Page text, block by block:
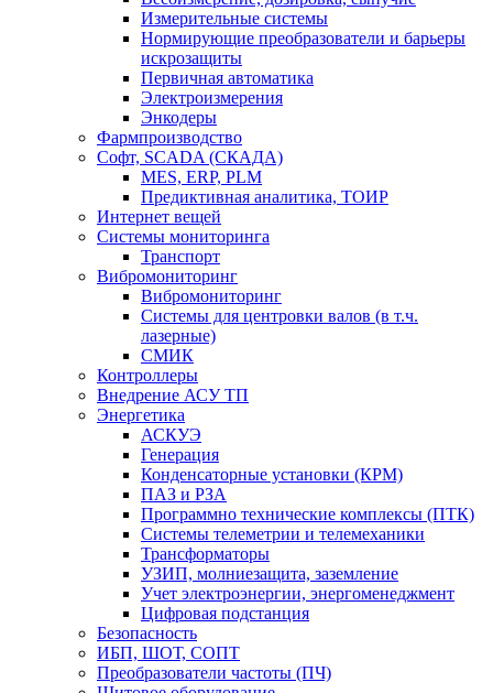
Измерительные системы
Нормирующие преобразователи и барьеры
искрозащиты
Первичная автоматика
Электроизмерения
Энкодеры
Фармпроизводство
Софт, SCADA (СКАДА)
MES, ERP, PLM
Предиктивная аналитика, ТОИР
Интернет вещей
Системы мониторинга
Транспорт
Вибромониторинг
Вибромониторинг
Системы для центровки валов (в т.ч.
лазерные)
СМИК
Контроллеры
Внедрение АСУ ТП
Энергетика
АСКУЭ
Генерация
Конденсаторные установки (КРМ)
ПАЗ и РЗА
Программно технические комплексы (ПТК)
Системы телеметрии и телемеханики
Трансформаторы
УЗИП, молниезащита, заземление
Учет электроэнергии, энергоменеджмент
Цифровая подстанция
Безопасность
ИБП, ШОТ, СОПТ
Преобразователи частоты (ПЧ)